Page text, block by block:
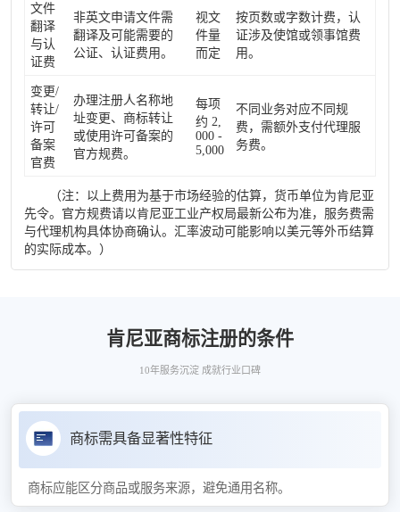
文件
翻译
与认
证费
非英文申请文件需
翻译及可能需要的
公证、认证费用。
视文
件量
而定
按页数或字数计费，认
证涉及使馆或领事馆费
用。
变更/
转让/
许可
备案
官费
办理注册人名称地
址变更、商标转让
或使用许可备案的
官方规费。
每项
约 2,
000 -
5,000
不同业务对应不同规
费，需额外支付代理服
务费。
（注：以上费用为基于市场经验的估算，货币单位为肯尼亚
先令。官方规费请以肯尼亚工业产权局最新公布为准，服务费需
与代理机构具体协商确认。汇率波动可能影响以美元等外币结算
的实际成本。）
肯尼亚商标注册的条件
10年服务沉淀 成就行业口碑
商标需具备显著性特征
商标应能区分商品或服务来源，避免通用名称。